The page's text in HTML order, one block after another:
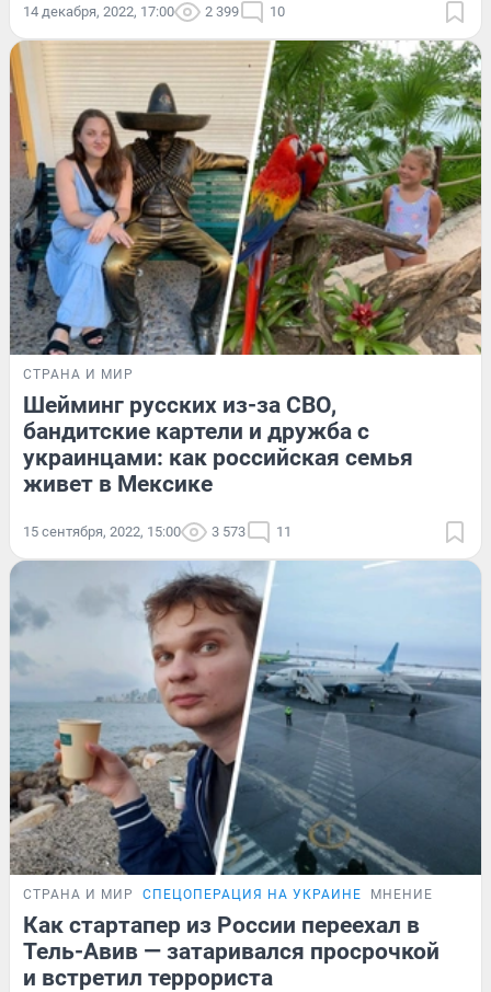
14 декабря, 2022, 17:00 2 399 10
СТРАНА И МИР
Шейминг русских из-за СВО,
бандитские картели и дружба с
украинцами: как российская семья
живет в Мексике
15 сентября, 2022, 15:00 3 573 11
СТРАНА И МИР СПЕЦОПЕРАЦИЯ НА УКРАИНЕ МНЕНИЕ
Как стартапер из России переехал в
Тель-Авив — затаривался просрочкой
и встретил террориста